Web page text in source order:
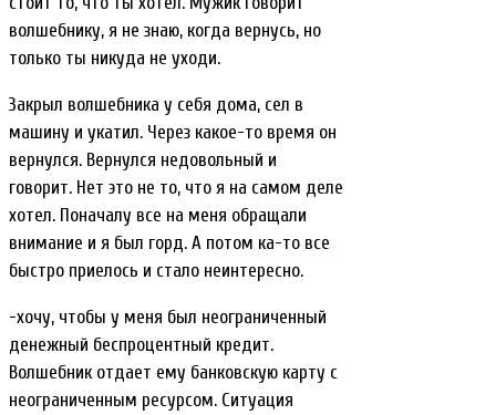
волшебнику, я не знаю, когда вернусь, но
только ты никуда не уходи.
Закрыл волшебника у себя дома, сел в
машину и укатил. Через какое-то время он
вернулся. Вернулся недовольный и
говорит. Нет это не то, что я на самом деле
хотел. Поначалу все на меня обращали
внимание и я был горд. А потом ка-то все
быстро приелось и стало неинтересно.
-хочу, чтобы у меня был неограниченный
денежный беспроцентный кредит.
Волшебник отдает ему банковскую карту с
неограниченным ресурсом. Ситуация